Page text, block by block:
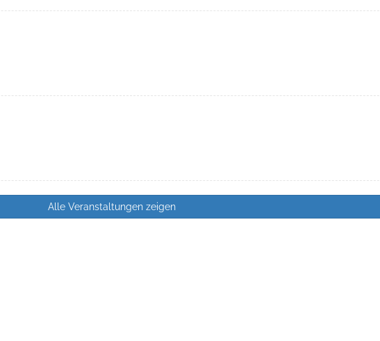
Alle Veranstaltungen zeigen